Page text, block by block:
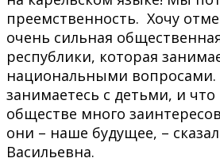
преемственность. Хочу
очень сильная
республики, которая
национальными
занимаетесь с детьми, и
обществе много
они – наше будущее, –
Васильевна.